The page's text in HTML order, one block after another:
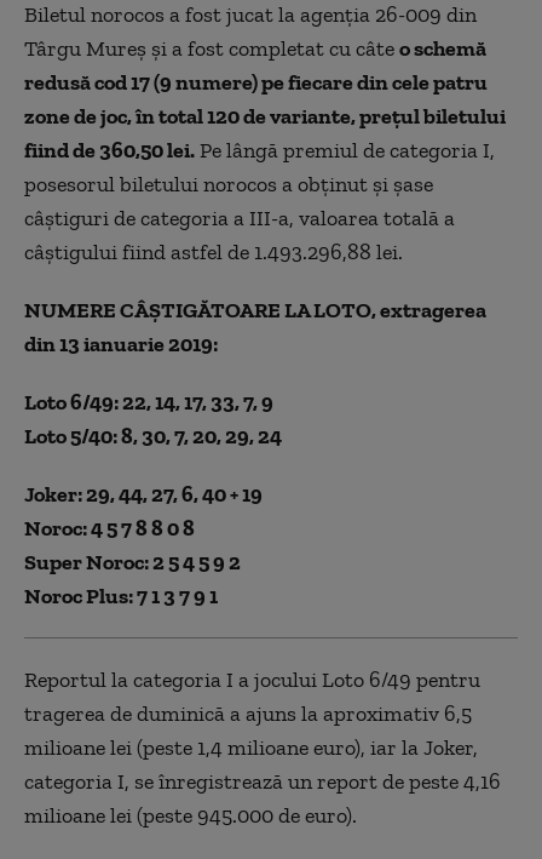
Biletul norocos a fost jucat la agenția 26-009 din
Târgu Mureș și a fost completat cu câteo schemă
redusă cod 17 (9 numere) pe fiecare din cele patru
zone de joc, în total 120 de variante, prețul biletului
fiind de 360,50 lei.Pe lângă premiul de categoria I,
posesorul biletului norocos a obținut și șase
câștiguri de categoria a III-a, valoarea totală a
câștigului fiind astfel de 1.493.296,88 lei.
NUMERE CÂȘTIGĂTOARE LA LOTO, extragerea
din 13 ianuarie 2019:
Loto 6/49:22, 14, 17, 33, 7, 9
Loto 5/40: 8, 30, 7, 20, 29, 24
Joker: 29, 44, 27, 6, 40 + 19
Noroc:4 5 7 8 8 0 8
Super Noroc: 2 5 4 5 9 2
Noroc Plus: 7 1 3 7 9 1
Reportul la categoria I a jocului Loto 6/49 pentru
tragerea de duminică a ajuns la aproximativ 6,5
milioane lei (peste 1,4 milioane euro), iar la Joker,
categoria I, se înregistrează un report de peste 4,16
milioane lei (peste 945.000 de euro).